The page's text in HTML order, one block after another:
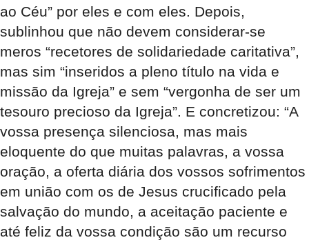
ao Céu” por eles e com eles. Depois,
sublinhou que não devem considerar-se
meros “recetores de solidariedade caritativa”,
mas sim “inseridos a pleno título na vida e
missão da Igreja” e sem “vergonha de ser um
tesouro precioso da Igreja”. E concretizou: “A
vossa presença silenciosa, mas mais
eloquente do que muitas palavras, a vossa
oração, a oferta diária dos vossos sofrimentos
em união com os de Jesus crucificado pela
salvação do mundo, a aceitação paciente e
até feliz da vossa condição são um recurso